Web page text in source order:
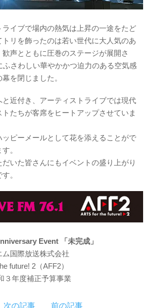
イブで場内の熱気は上昇の一途をたど
トリを飾ったのは若い世代に大人気のあ
声とともに圧巻のステージが展開さ
ふさわしい華やかかつ迫力のある空気感
を閉じました。
と近付き、アーティストライブでは現代
トたちが客席をヒートアップさせていま
ッピーメールとして花を添えることがで
。
いた皆さんにもイベントの盛り上がり
。
Event 「未完成」
国際放送株式会社
future! 2（AFF2）
度補正予算事業
次の記事 前の記事